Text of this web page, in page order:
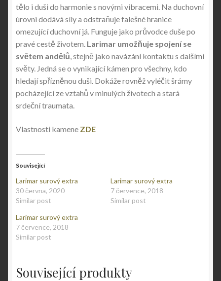
tělo i duši do harmonie s novými vibracemi. Na duchovní
úrovni dodává síly a odstraňuje falešné hranice
omezující duchovní já. Funguje jako průvodce duše po
pravé cestě životem. Larimar umožňuje spojení se
světem andělů, stejně jako navázání kontaktu s dalšími
světy. Jedná se o vynikající kámen pro všechny, kdo
hledají spřízněnou duši. Dokáže rovněž vyléčit šrámy
pocházející ze vztahů v minulých životech a stará
srdeční traumata.
Vlastnosti kamene ZDE
Související
Larimar surový extra
30 června, 2020
Similar post
Larimar surový extra
7 července, 2018
Similar post
Larimar surový extra
7 července, 2018
Similar post
Související produkty